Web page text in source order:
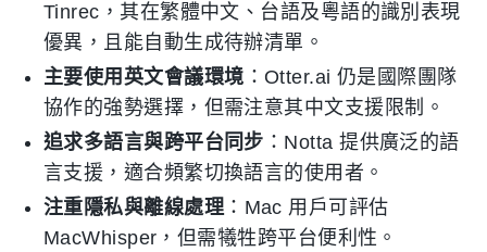
Tinrec，其在繁體中文、台語及粵語的識別表現
優異，且能自動生成待辦清單。
主要使用英文會議環境 ：Otter.ai 仍是國際團隊
協作的強勢選擇，但需注意其中文支援限制。
追求多語言與跨平台同步 ：Notta 提供廣泛的語
言支援，適合頻繁切換語言的使用者。
注重隱私與離線處理：Mac 用戶可評估
MacWhisper，但需犧牲跨平台便利性。